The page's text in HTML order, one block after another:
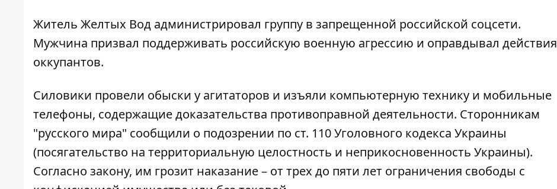
Житель Желтых Вод администрировал группу в запрещенной российской соцсети.
Мужчина призвал поддерживать российскую военную агрессию и оправдывал действия
оккупантов.
Силовики провели обыски у агитаторов и изъяли компьютерную технику и мобильные
телефоны, содержащие доказательства противоправной деятельности. Сторонникам
"русского мира" сообщили о подозрении по ст. 110 Уголовного кодекса Украины
(посягательство на территориальную целостность и неприкосновенность Украины).
Согласно закону, им грозит наказание – от трех до пяти лет ограничения свободы с